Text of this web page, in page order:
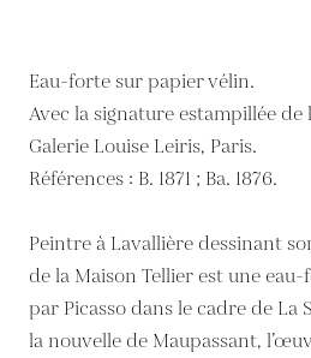
Eau-forte sur papier vélin.
Avec la signature estampillée de
Galerie Louise Leiris, Paris.
Références : B. 1871 ; Ba. 1876.
Peintre à Lavallière dessinant
de la Maison Tellier est une
par Picasso dans le cadre de La
la nouvelle de Maupassant,